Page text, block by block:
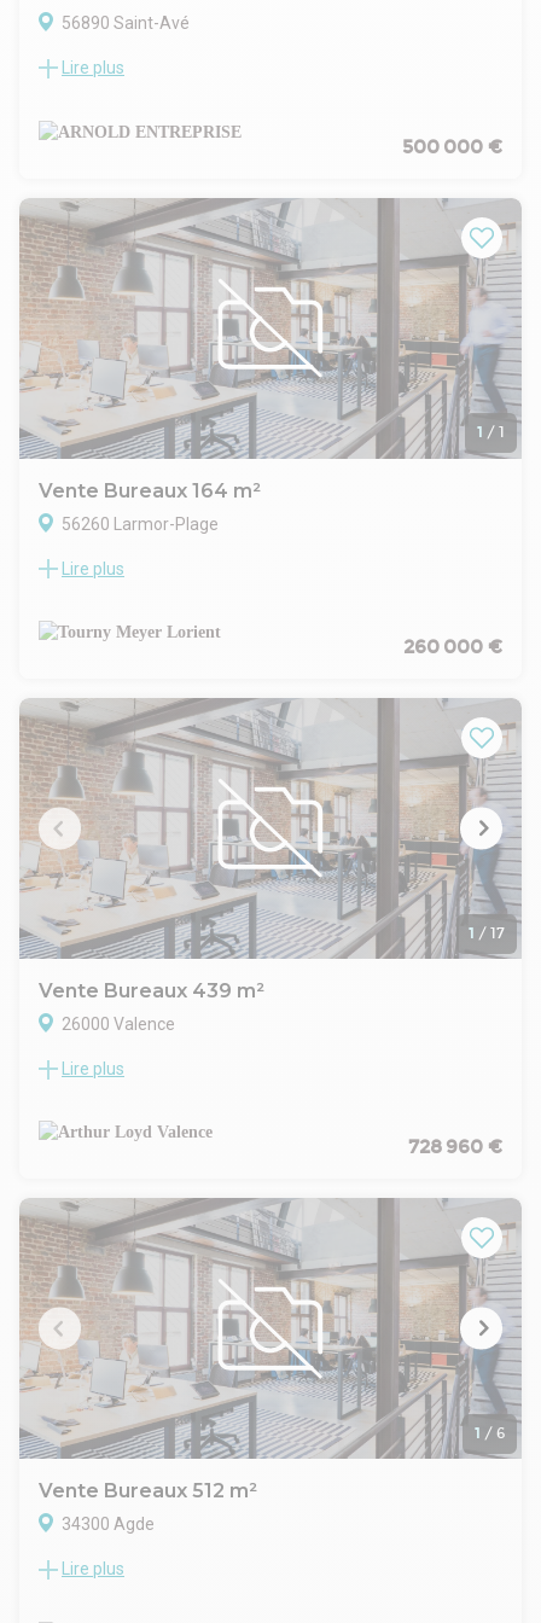
56890 Saint-Avé
Située dans la ZAC du Poteau à Saint-Avé, nous vous
un cadre verdoyant. Vous y découvrirez un entrepôt
d'environ 150 m² et des bureaux de même superficie.
stationnement. Possibilité d'extension.
Local d'une superficie de 300 m2 environ composé :
150 m2 de bureaux
150 m2 entrepôt
Site clos et sécurisé
24 places de stationnement extérieur
Possibilité d'extension
Surface RDC : 300 m²
Lire plus
500 000 €
1 / 1
Vente Bureaux 164 m²
56260 Larmor-Plage
LARMOR-PLAGE
bâtiment d'environ 165 m² sur un terrain de 970 m².
Produit rare sur le marché.
Lire plus
260 000 €
1 / 17
Vente Bureaux 439 m²
26000 Valence
VALENCE EST - ZONE MOZART
dans la zone d'activités Mozart à Valence Est, à proximité
immédiate des principaux axes routiers et de la nouvelle
de fabrication propre, bureaux en rez-de-chaussée et à
l'étage, locaux sociaux et espaces annexes. Le bâtiment
bénéficie de prestations modernes avec structure
métallique, bardage isolé et excellente qualité de
construction. Une vaste terrasse de 70m2 vient compléter
l'ensemble au R+1.
Implanté sur un terrain d'environ 1 500 m², il dispose de
nombreux stationnements et d'espaces extérieurs, ainsi que
d'une borne de recharge pour véhicules électriques.
Disponibilité immédiate.
Lire plus
728 960 €
1 / 6
Vente Bureaux 512 m²
34300 Agde
VENTE EN BLOC -- IMMEUBLE MIXTE NEUF -- AGDE (34)
Lire plus